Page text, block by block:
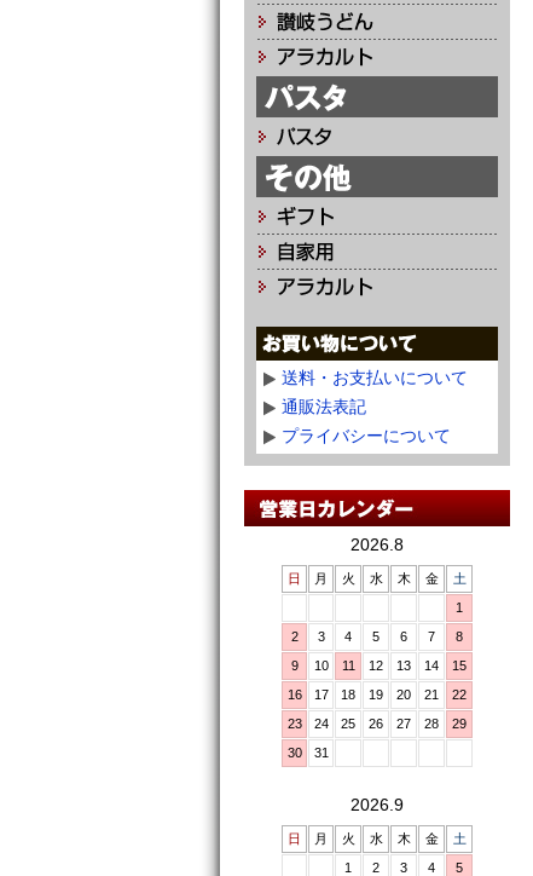
送料・お支払いについて
通販法表記
プライバシーについて
2026.8
日 月 火 水 木 金
土
1
2
3 4 5 6 7
8
9
10 11 12 13 14
15
16
17 18 19 20 21
22
23
24 25 26 27 28
29
30
31
2026.9
日 月 火 水 木 金
土
1
2 3 4
5